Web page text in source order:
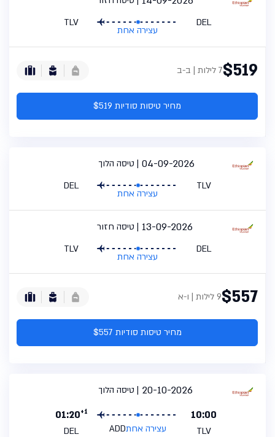
DEL
עצירה אחת
TLV
$5197 לילות | ב-ב
מחיר טיסות סודיות $519
טיסה הלוך 04-09-2026
TLV
עצירה אחת
DEL
טיסה חזור 13-09-2026
DEL
עצירה אחת
TLV
$5579 לילות | ו-א
מחיר טיסות סודיות $557
טיסה הלוך
20-10-2026
10:00
TLV עצירה אחתADD
01:20+1
DEL